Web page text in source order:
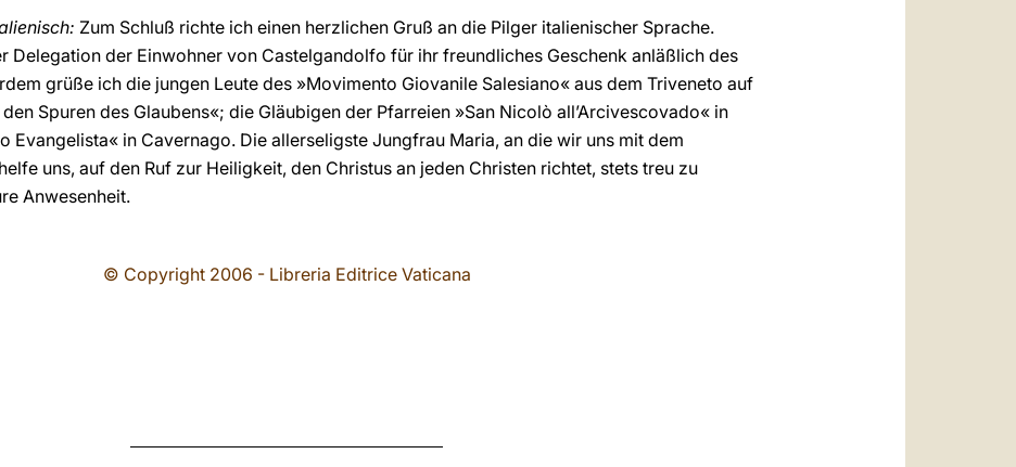
Zum Schluß richte ich einen herzlichen Gruß an die Pilger italienischer Sprache.
Delegation der Einwohner von Castelgandolfo für ihr freundliches Geschenk anläßlich des
grüße ich die jungen Leute des »Movimento Giovanile Salesiano« aus dem Triveneto auf
Spuren des Glaubens«; die Gläubigen der Pfarreien »San Nicolò all’Arcivescovado« in
Evangelista« in Cavernago. Die allerseligste Jungfrau Maria, an die wir uns mit dem
uns, auf den Ruf zur Heiligkeit, den Christus an jeden Christen richtet, stets treu zu
Anwesenheit.
© Copyright 2006 - Libreria Editrice Vaticana